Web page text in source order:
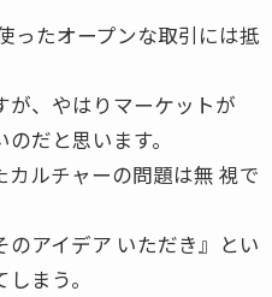
ったオープンな取引には抵
が、やはりマーケットが
だと思います。
ルチャーの問題は無 視で
アイデア いただき』とい
まう。